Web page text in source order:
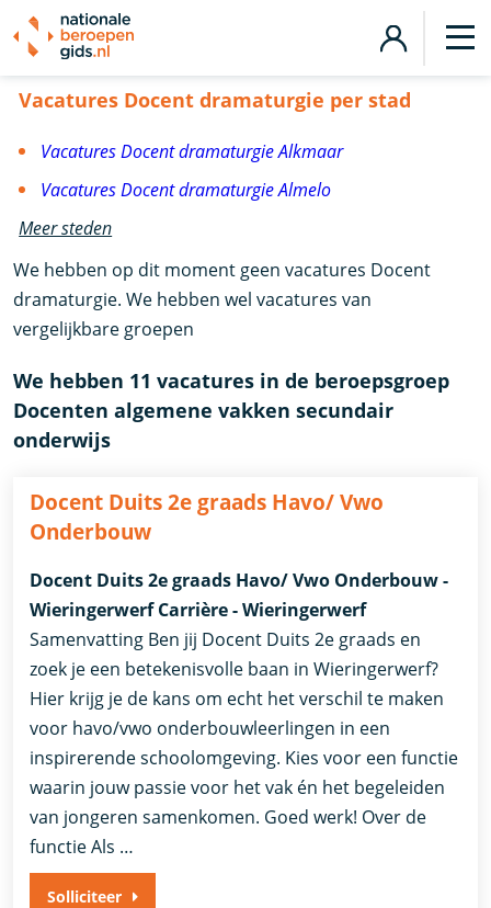
Vacatures Docent dramaturgie
Vacatures Docent dramaturgie per stad
Vacatures Docent dramaturgie Alkmaar
Vacatures Docent dramaturgie Almelo
Meer steden
We hebben op dit moment geen vacatures Docent
dramaturgie. We hebben wel vacatures van
vergelijkbare groepen
We hebben 11 vacatures in de beroepsgroep
Docenten algemene vakken secundair
onderwijs
Docent Duits 2e graads Havo/ Vwo
Onderbouw
Docent Duits 2e graads Havo/ Vwo Onderbouw -
Wieringerwerf Carrière - Wieringerwerf
Samenvatting Ben jij Docent Duits 2e graads en
zoek je een betekenisvolle baan in Wieringerwerf?
Hier krijg je de kans om echt het verschil te maken
voor havo/vwo onderbouwleerlingen in een
inspirerende schoolomgeving. Kies voor een functie
waarin jouw passie voor het vak én het begeleiden
van jongeren samenkomen. Goed werk! Over de
functie Als …
Solliciteer